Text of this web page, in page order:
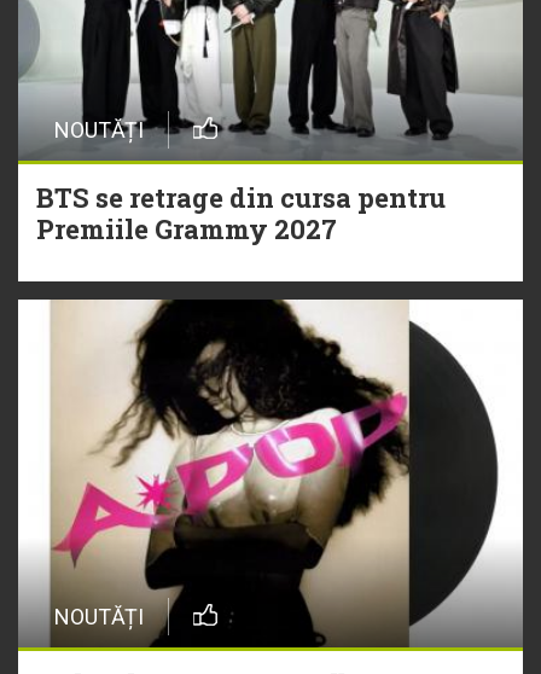
NOUTĂȚI
BTS se retrage din cursa pentru
Premiile Grammy 2027
NOUTĂȚI